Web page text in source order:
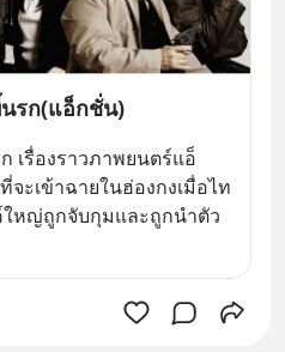
รก(แอ็กชั่น)
เรื่องราวภาพยนตร์แอ็
ะเข้าฉายในฮ่องกงเมื่อไท
ใหญ่ถูกจับกุมและถูกนำตัว